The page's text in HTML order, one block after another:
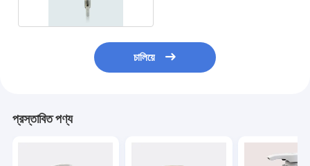
চালিয়ে
প্রস্তাবিত পণ্য